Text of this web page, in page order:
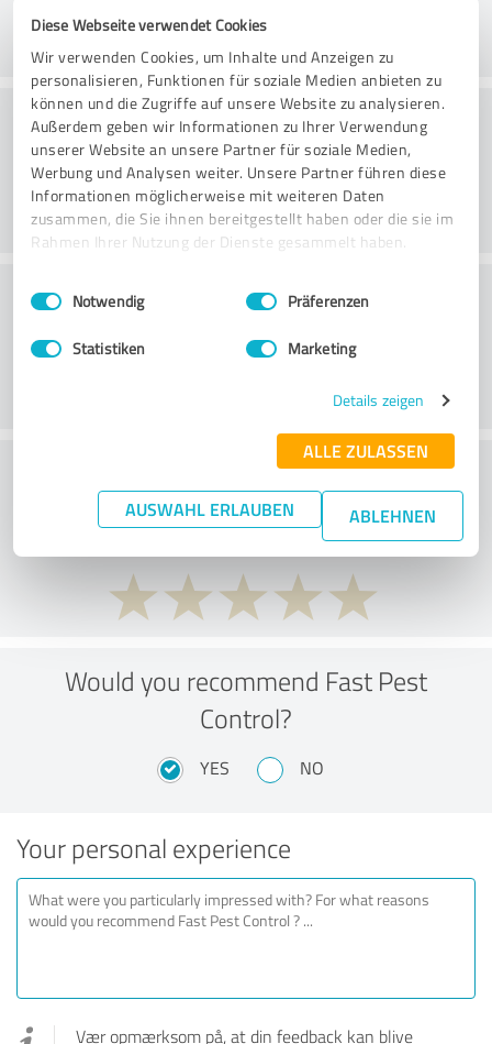
Diese Webseite verwendet Cookies
Wir verwenden Cookies, um Inhalte und Anzeigen zu
personalisieren, Funktionen für soziale Medien anbieten zu
können und die Zugriffe auf unsere Website zu analysieren.
Außerdem geben wir Informationen zu Ihrer Verwendung
unserer Website an unsere Partner für soziale Medien,
Werbung und Analysen weiter. Unsere Partner führen diese
Informationen möglicherweise mit weiteren Daten
zusammen, die Sie ihnen bereitgestellt haben oder die sie im
Rahmen Ihrer Nutzung der Dienste gesammelt haben.
Impressum Datenschutzbestimmungen
Einwilligungsauswahl
Notwendig Präferenzen
Statistiken Marketing
Details zeigen
ALLE ZULASSEN
AUSWAHL ERLAUBEN ABLEHNEN
Rådgivning
Kundeservice
What do you think of the price to
performance ratio?
Would you recommend Fast Pest
Control?
YES NO
Your personal experience
Vær opmærksom på, at din feedback kan blive